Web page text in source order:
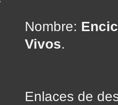
Nombre:
Vivos.
Enlaces de